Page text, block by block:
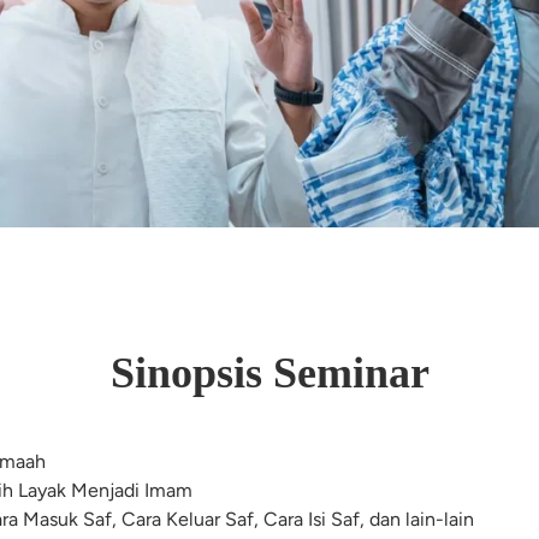
Sinopsis Seminar
Layak Menjadi Imam
Masuk Saf, Cara Keluar Saf, Cara Isi Saf, dan lain-lain